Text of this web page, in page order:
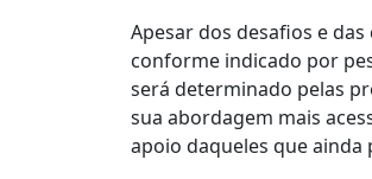
Apesar dos desafios e
conforme indicado por
será determinado pelas
sua abordagem mais
apoio daqueles que ainda